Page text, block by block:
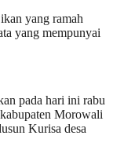
yang ramah
yang mempunyai
pada hari ini rabu
Morowali
Kurisa desa